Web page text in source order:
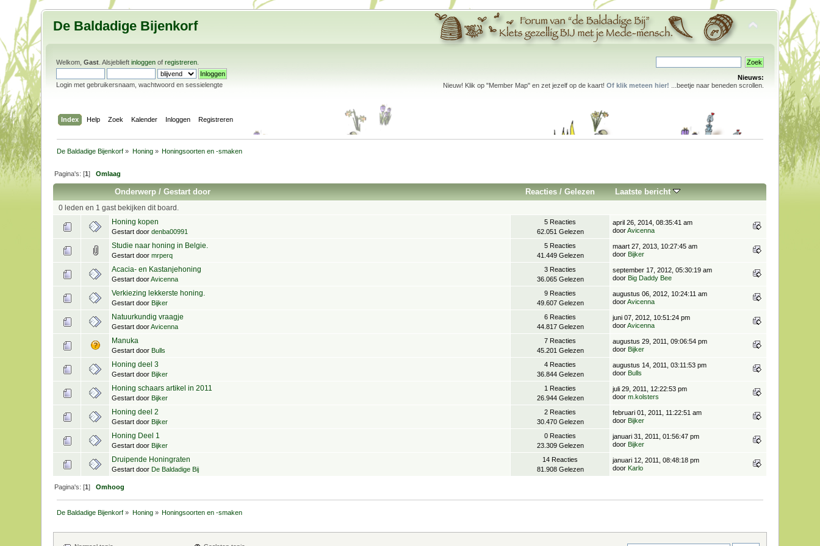
De Baldadige Bijenkorf
Welkom,Gast . Alsjeblieftinloggen ofregistreren
Login met gebruikersnaam, wachtwoord en sessielengte
Nieuws:
Nieuw! Klik op "Member Map" en zet jezelf op de kaart! Of klik meteen hier! ...beetje naar beneden scrollen.
Index Help Zoek Kalender Inloggen Registreren
De Baldadige Bijenkorf » Honing» Honingsoorten en -smaken
Pagina's: [1]Omlaag
Onderwerp /Gestart door Reacties/ Gelezen Laatste bericht
0 leden en 1 gast bekijken dit board.
Honing kopen
Gestart doordenba00991
5 Reacties
62.051 Gelezen
april 26, 2014, 08:35:41 am
doorAvicenna
Studie naar honing in Belgie.
Gestart doormrperq
5 Reacties
41.449 Gelezen
maart 27, 2013, 10:27:45 am
doorBijker
Acacia- en Kastanjehoning
Gestart doorAvicenna
3 Reacties
36.065 Gelezen
september 17, 2012, 05:30:19 am
doorBig Daddy Bee
Verkiezing lekkerste honing.
Gestart doorBijker
9 Reacties
49.607 Gelezen
augustus 06, 2012, 10:24:11 am
doorAvicenna
Natuurkundig vraagje
Gestart doorAvicenna
6 Reacties
44.817 Gelezen
juni 07, 2012, 10:51:24 pm
doorAvicenna
Manuka
Gestart doorBulls
7 Reacties
45.201 Gelezen
augustus 29, 2011, 09:06:54 pm
doorBijker
Honing deel 3
Gestart doorBijker
4 Reacties
36.844 Gelezen
augustus 14, 2011, 03:11:53 pm
doorBulls
Honing schaars artikel in 2011
Gestart doorBijker
1 Reacties
26.944 Gelezen
juli 29, 2011, 12:22:53 pm
doorm.kolsters
Honing deel 2
Gestart doorBijker
2 Reacties
30.470 Gelezen
februari 01, 2011, 11:22:51 am
doorBijker
Honing Deel 1
Gestart doorBijker
0 Reacties
23.309 Gelezen
januari 31, 2011, 01:56:47 pm
doorBijker
Druipende Honingraten
Gestart doorDe Baldadige Bij
14 Reacties
81.908 Gelezen
januari 12, 2011, 08:48:18 pm
doorKarlo
Pagina's: [1]Omhoog
De Baldadige Bijenkorf » Honing» Honingsoorten en -smaken